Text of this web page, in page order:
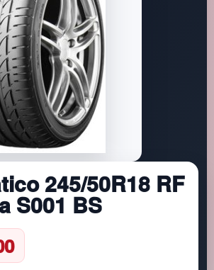
245/50R18 RF
S001 BS